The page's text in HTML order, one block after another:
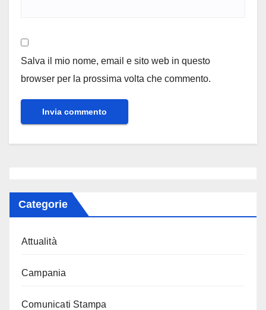
Salva il mio nome, email e sito web in questo
browser per la prossima volta che commento.
Categorie
Attualità
Campania
Comunicati Stampa